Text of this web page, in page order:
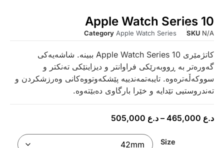
Apple Watch Series 10
SKU N/A
Category Apple Watch Series
کاتژمێری Apple Watch Series 10 ببینە. شاشەیەکی
گەورەتر بە ڕووبەرێکی فراوانتر و دیزاینێکی تەنکتر و
سووکەڵەترەوە. تایبەتمەندییە پێشکەوتووەکانی وەرزشکردن و
تەندروستیی تێدایە و خێرا بارگاوی دەبێتەوە.
د.ع – د.ع
Size